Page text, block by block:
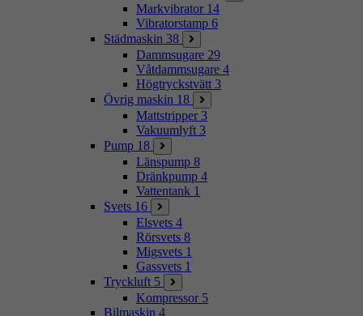
Markvibrator 14
Vibratorstamp 6
Städmaskin 38
Dammsugare 29
Våtdammsugare 4
Högtryckstvätt 3
Övrig maskin 18
Mattstripper 3
Vakuumlyft 3
Pump 18
Länspump 8
Dränkpump 4
Vattentank 1
Svets 16
Elsvets 4
Rörsvets 8
Migsvets 1
Gassvets 1
Tryckluft 5
Kompressor 5
Bilmaskin 4